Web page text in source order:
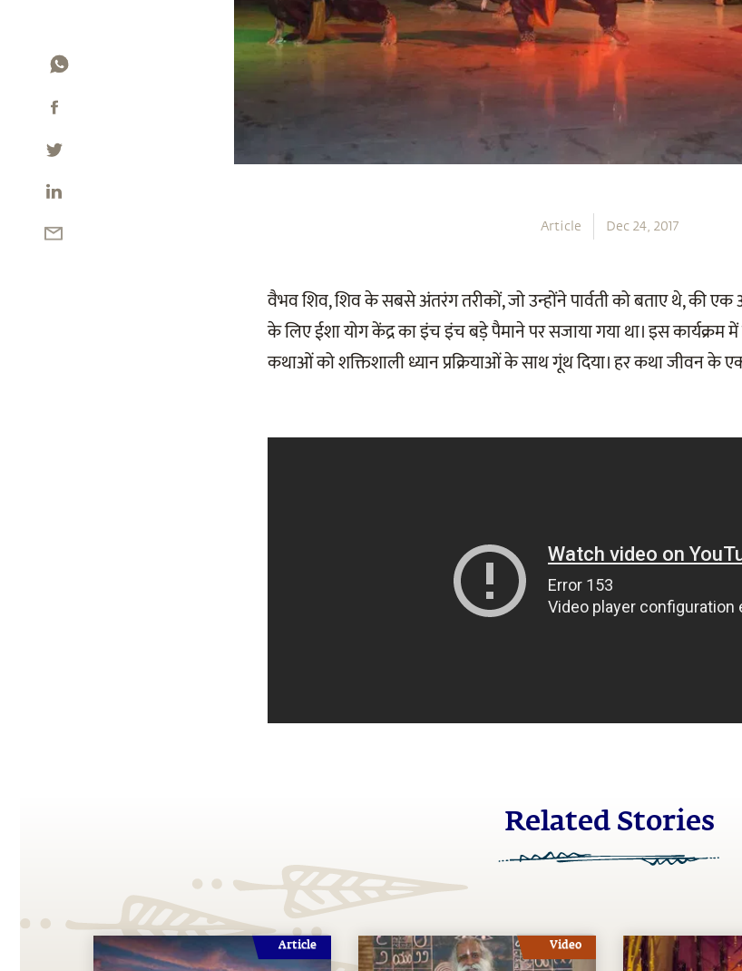
Article Dec 24, 2017
वैभव शिव, शिव के सबसे अंतरंग तरीकों, जो उन्होंने पार्वती को बताए थे, की एक
के लिए ईशा योग केंद्र का इंच इंच बड़े पैमाने पर सजाया गया था। इस कार्यक्रम
कथाओं को शक्तिशाली ध्यान प्रक्रियाओं के साथ गूंथ दिया। हर कथा जीवन के
Related Stories
Article Video